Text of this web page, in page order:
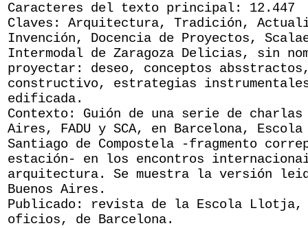
Caracteres del texto principal: 12.447
Claves: Arquitectura, Tradición,
Invención, Docencia de Proyectos,
Intermodal de Zaragoza Delicias, sin
proyectar: deseo, conceptos
constructivo, estrategias
edificada.
Contexto: Guión de una serie de charlas
Aires, FADU y SCA, en Barcelona,
Santiago de Compostela -fragmento
estación- en los encontros
arquitectura. Se muestra la versión
Buenos Aires.
Publicado: revista de la Escola Llotja,
oficios, de Barcelona.